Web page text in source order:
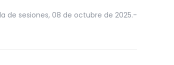
08 de octubre de 2025.-